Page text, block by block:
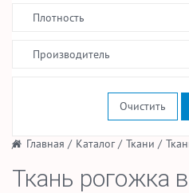
/ Главная / Каталог/ Ткани /
Ткань рогожка
Плотность
Производитель
Очистить